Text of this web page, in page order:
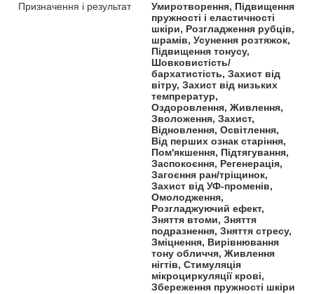
Призначення і результат
Умиротворення, Підвищення
пружності і еластичності
шкіри, Розгладження рубців,
шрамів, Усунення розтяжок,
Підвищення тонусу,
Шовковистість/
бархатистість, Захист від
вітру, Захист від низьких
темпрератур,
Оздоровлення, Живлення,
Зволоження, Захист,
Відновлення, Освітлення,
Від перших ознак старіння,
Пом'якшення, Підтягування,
Заспокоєння, Регенерація,
Загоєння ран/тріщинок,
Захист від УФ-променів,
Омолодження,
Розгладжуючий ефект,
Зняття втоми, Зняття
подразнення, Зняття стресу,
Зміцнення, Вирівнювання
тону обличчя, Живлення
нігтів, Стимуляція
мікроциркуляції крові,
Збереження пружності шкіри